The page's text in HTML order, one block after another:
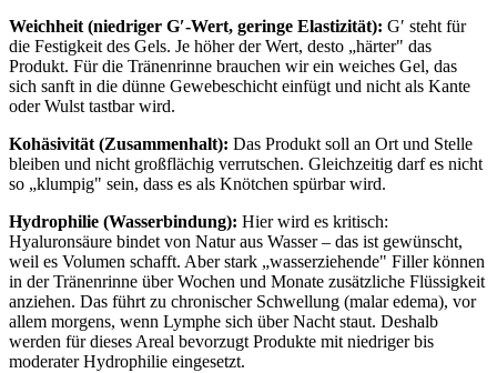
Weichheit (niedriger G′-Wert, geringe Elastizität): G′ steht für
die Festigkeit des Gels. Je höher der Wert, desto „härter" das
Produkt. Für die Tränenrinne brauchen wir ein weiches Gel, das
sich sanft in die dünne Gewebeschicht einfügt und nicht als Kante
oder Wulst tastbar wird.
Kohäsivität (Zusammenhalt): Das Produkt soll an Ort und Stelle
bleiben und nicht großflächig verrutschen. Gleichzeitig darf es nicht
so „klumpig" sein, dass es als Knötchen spürbar wird.
Hydrophilie (Wasserbindung): Hier wird es kritisch:
Hyaluronsäure bindet von Natur aus Wasser – das ist gewünscht,
weil es Volumen schafft. Aber stark „wasserziehende" Filler können
in der Tränenrinne über Wochen und Monate zusätzliche Flüssigkeit
anziehen. Das führt zu chronischer Schwellung (malar edema), vor
allem morgens, wenn Lymphe sich über Nacht staut. Deshalb
werden für dieses Areal bevorzugt Produkte mit niedriger bis
moderater Hydrophilie eingesetzt.